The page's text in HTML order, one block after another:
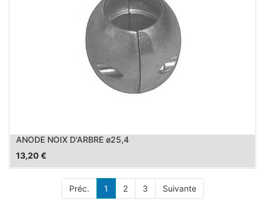
ANODE NOIX D'ARBRE ø25,4
13,20 €
Préc. 1 2 3 Suivante